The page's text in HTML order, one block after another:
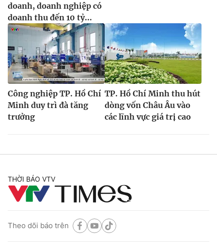
doanh, doanh nghiệp có
doanh thu đến 10 tỷ...
Công nghiệp TP. Hồ Chí
Minh duy trì đà tăng
trưởng
TP. Hồ Chí Minh thu hút
dòng vốn Châu Âu vào
các lĩnh vực giá trị cao
THỜI BÁO VTV
Theo dõi báo trên